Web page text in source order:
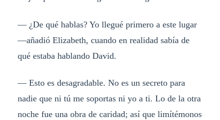
— ¿De qué hablas? Yo llegué primero a este lugar
—añadió Elizabeth, cuando en realidad sabía de
qué estaba hablando David.
— Esto es desagradable. No es un secreto para
nadie que ni tú me soportas ni yo a ti. Lo de la otra
noche fue una obra de caridad; así que limítémonos